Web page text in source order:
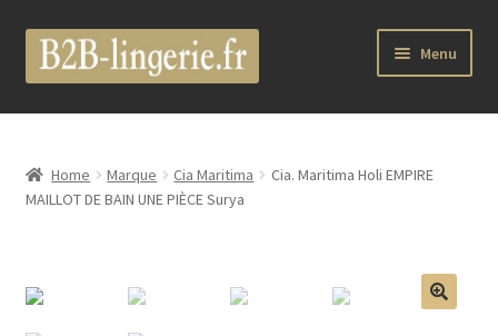
Aller
Aller
au
Menu
B2B Lingerie Site Officiel
Wholesale Registration Page
Boutique
Home Marque Cia Maritima
Cia. Maritima Holi EMPIRE
MAILLOT DE BAIN UNE PIÈCE Surya